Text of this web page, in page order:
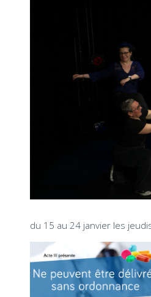
du 15 au 24 janvier les